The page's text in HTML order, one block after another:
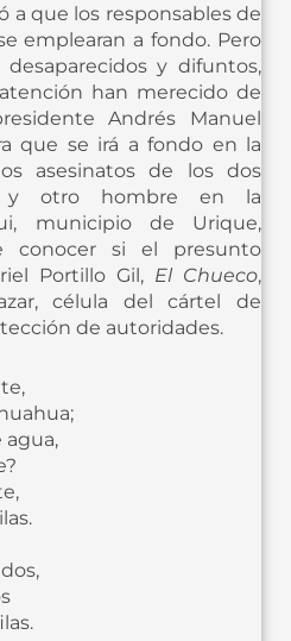
a que los responsables de
emplearan a fondo. Pero
y difuntos,
han merecido de
Andrés Manuel
que se irá a fondo en la
asesinatos de los dos
y otro hombre en la
municipio de Urique,
conocer si el presunto
Portillo Gil, El Chueco,
célula del cártel de
de autoridades.
agua,